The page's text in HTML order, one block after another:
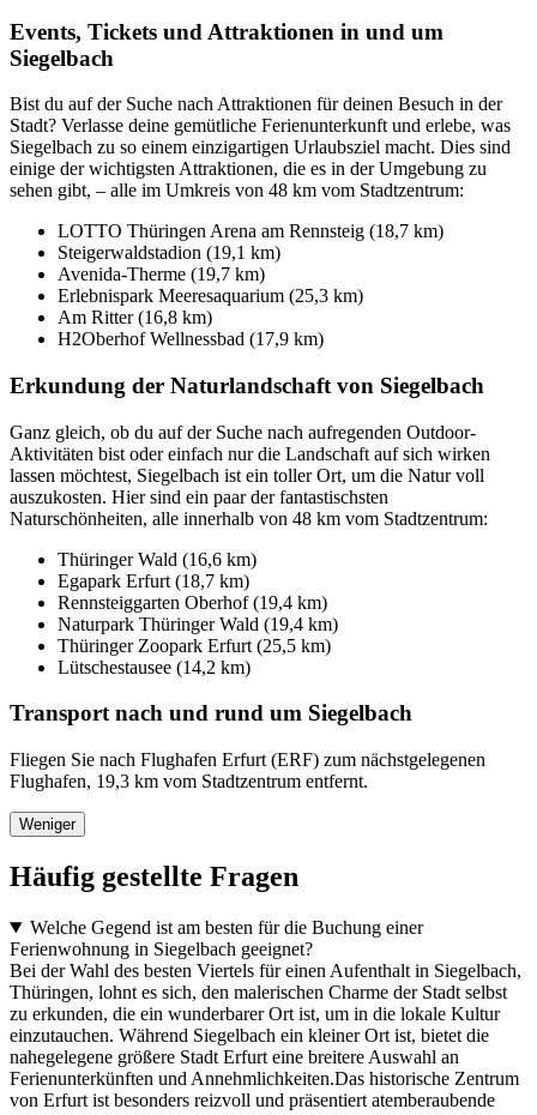
Events, Tickets und Attraktionen in und um
Siegelbach
Bist du auf der Suche nach Attraktionen für deinen Besuch in der
Stadt? Verlasse deine gemütliche Ferienunterkunft und erlebe, was
Siegelbach zu so einem einzigartigen Urlaubsziel macht. Dies sind
einige der wichtigsten Attraktionen, die es in der Umgebung zu
sehen gibt, – alle im Umkreis von 48 km vom Stadtzentrum:
LOTTO Thüringen Arena am Rennsteig (18,7 km)
Steigerwaldstadion (19,1 km)
Avenida-Therme (19,7 km)
Erlebnispark Meeresaquarium (25,3 km)
Am Ritter (16,8 km)
H2Oberhof Wellnessbad (17,9 km)
Erkundung der Naturlandschaft von Siegelbach
Ganz gleich, ob du auf der Suche nach aufregenden Outdoor-
Aktivitäten bist oder einfach nur die Landschaft auf sich wirken
lassen möchtest, Siegelbach ist ein toller Ort, um die Natur voll
auszukosten. Hier sind ein paar der fantastischsten
Naturschönheiten, alle innerhalb von 48 km vom Stadtzentrum:
Thüringer Wald (16,6 km)
Egapark Erfurt (18,7 km)
Rennsteiggarten Oberhof (19,4 km)
Naturpark Thüringer Wald (19,4 km)
Thüringer Zoopark Erfurt (25,5 km)
Lütschestausee (14,2 km)
Transport nach und rund um Siegelbach
Fliegen Sie nach Flughafen Erfurt (ERF) zum nächstgelegenen
Flughafen, 19,3 km vom Stadtzentrum entfernt.
Weniger
Häufig gestellte Fragen
Welche Gegend ist am besten für die Buchung einer
Ferienwohnung in Siegelbach geeignet?
Bei der Wahl des besten Viertels für einen Aufenthalt in Siegelbach,
Thüringen, lohnt es sich, den malerischen Charme der Stadt selbst
zu erkunden, die ein wunderbarer Ort ist, um in die lokale Kultur
einzutauchen. Während Siegelbach ein kleiner Ort ist, bietet die
nahegelegene größere Stadt Erfurt eine breitere Auswahl an
Ferienunterkünften und Annehmlichkeiten.Das historische Zentrum
von Erfurt ist besonders reizvoll und präsentiert atemberaubende